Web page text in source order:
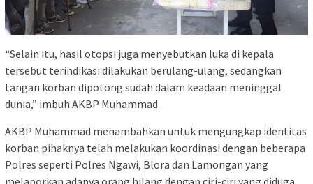
“Selain itu, hasil otopsi juga menyebutkan luka di kepala
tersebut terindikasi dilakukan berulang-ulang, sedangkan
tangan korban dipotong sudah dalam keadaan meninggal
dunia,” imbuh AKBP Muhammad.
AKBP Muhammad menambahkan untuk mengungkap identitas
korban pihaknya telah melakukan koordinasi dengan beberapa
Polres seperti Polres Ngawi, Blora dan Lamongan yang
melaporkan adanya orang hilang dengan ciri-ciri yang diduga